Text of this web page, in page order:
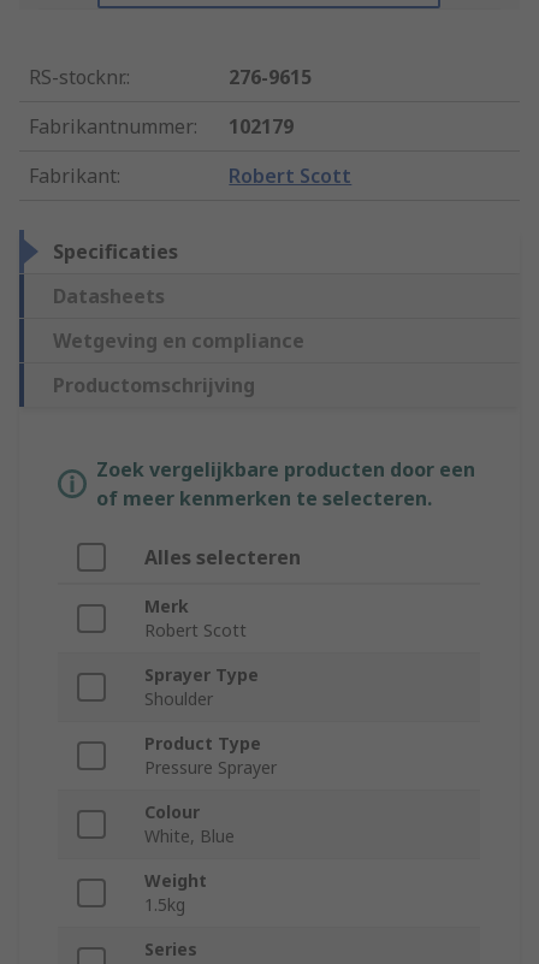
RS-stocknr.:
276-9615
Fabrikantnummer:
102179
Fabrikant: Robert Scott
Specificaties
Datasheets
Wetgeving en compliance
Productomschrijving
Zoek vergelijkbare producten door een
of meer kenmerken te selecteren.
Alles selecteren
Merk
Robert Scott
Sprayer Type
Shoulder
Product Type
Pressure Sprayer
Colour
White, Blue
Weight
1.5kg
Series